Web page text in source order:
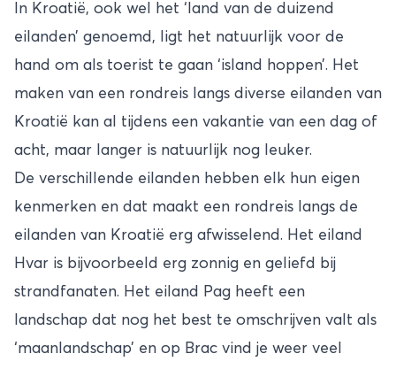
In Kroatië, ook wel het ‘land van de duizend
eilanden’ genoemd, ligt het natuurlijk voor de
hand om als toerist te gaan ‘island hoppen’. Het
maken van een rondreis langs diverse eilanden van
Kroatië kan al tijdens een vakantie van een dag of
acht, maar langer is natuurlijk nog leuker.
De verschillende eilanden hebben elk hun eigen
kenmerken en dat maakt een rondreis langs de
eilanden van Kroatië erg afwisselend. Het eiland
Hvar is bijvoorbeeld erg zonnig en geliefd bij
strandfanaten. Het eiland Pag heeft een
landschap dat nog het best te omschrijven valt als
‘maanlandschap’ en op Brac vind je weer veel